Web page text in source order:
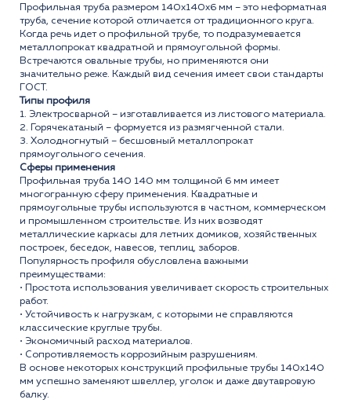
Профильная труба размером 140x140x6 мм – это неформатная
труба, сечение которой отличается от традиционного круга.
Когда речь идет о профильной трубе, то подразумевается
металлопрокат квадратной и прямоугольной формы.
Встречаются овальные трубы, но применяются они
значительно реже. Каждый вид сечения имеет свои стандарты
ГОСТ.
Типы профиля
1. Электросварной – изготавливается из листового материала.
2. Горячекатаный – формуется из размягченной стали.
3. Холодногнутый – бесшовный металлопрокат
прямоугольного сечения.
Сферы применения
Профильная труба 140 140 мм толщиной 6 мм имеет
многогранную сферу применения. Квадратные и
прямоугольные трубы используются в частном, коммерческом
и промышленном строительстве. Из них возводят
металлические каркасы для летних домиков, хозяйственных
построек, беседок, навесов, теплиц, заборов.
Популярность профиля обусловлена важными
преимуществами:
• Простота использования увеличивает скорость строительных
работ.
• Устойчивость к нагрузкам, с которыми не справляются
классические круглые трубы.
• Экономичный расход материалов.
• Сопротивляемость коррозийным разрушениям.
В основе некоторых конструкций профильные трубы 140x140
мм успешно заменяют швеллер, уголок и даже двутавровую
балку.